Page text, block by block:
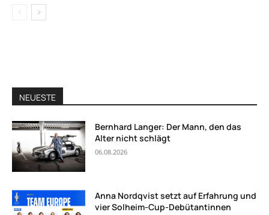
NEUESTE
Bernhard Langer: Der Mann, den das
Alter nicht schlägt
06.08.2026
Anna Nordqvist setzt auf Erfahrung und
vier Solheim-Cup-Debütantinnen